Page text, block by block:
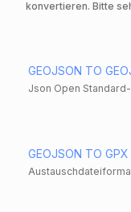
konvertieren. Bitte
GEOJSON TO
Json Open
GEOJSON TO GPX